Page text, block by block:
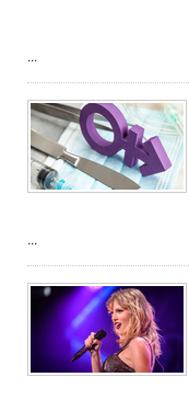
...
...